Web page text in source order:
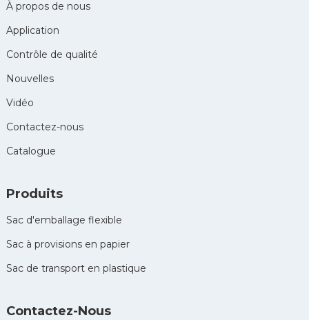
À propos de nous
Application
Contrôle de qualité
Nouvelles
Vidéo
Contactez-nous
Catalogue
Produits
Sac d'emballage flexible
Sac à provisions en papier
Sac de transport en plastique
Contactez-Nous